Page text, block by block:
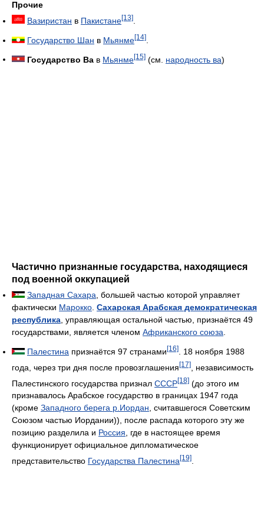
Прочие
Вазиристан в Пакистане[13]
Государство Шан в Мьянме[14]
Государство Ва в Мьянме[15] (см. народность ва)
Частично признанные государства, находящиеся
под военной оккупацией
Западная Сахара, большей частью которой управляет
фактически Марокко. Сахарская Арабская демократическая
республика, управляющая остальной частью, признаётся 49
государствами, является членом Африканского союза.
Палестина признаётся 97 странами [16]
. 18 ноября 1988
года, через три дня после провозглашения[17]
, независимость
Палестинского государства признал СССР[18] (до этого им
признавалось Арабское государство в границах 1947 года
(кроме Западного берега р.Иордан, считавшегося Советским
Союзом частью Иордании)), после распада которого эту же
позицию разделила и Россия, где в настоящее время
функционирует официальное дипломатическое
представительство Государства Палестина [19]